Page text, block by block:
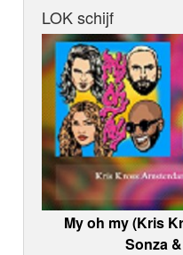
LOK schijf
My oh my (Kris
Sonza